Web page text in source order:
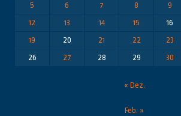
5
6 7 8 9
12
13 14 15 16
19
20 21 22 23
26
27 28 29 30
« Dez.
Feb. »